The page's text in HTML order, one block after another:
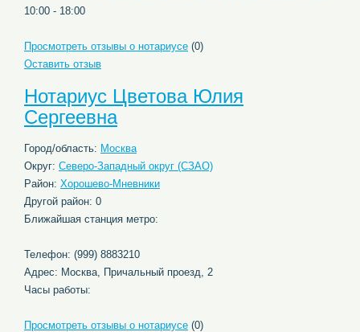
10:00 - 18:00
Просмотреть отзывы о нотариусе (0)
Оставить отзыв
Нотариус Цветова Юлия
Сергеевна
Город/область: Москва
Округ: Северо-Западный округ (СЗАО)
Район: Хорошево-Мневники
Другой район: 0
Ближайшая станция метро:
Телефон: (999) 8883210
Адрес: Москва, Причальный проезд, 2
Часы работы:
Просмотреть отзывы о нотариусе (0)